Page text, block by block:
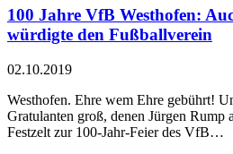
100 Jahre VfB Westhofen:
würdigte den Fußballverein
02.10.2019
Westhofen. Ehre wem Ehre gebührt!
Gratulanten groß, denen Jürgen Rump
Festzelt zur 100-Jahr-Feier des VfB…